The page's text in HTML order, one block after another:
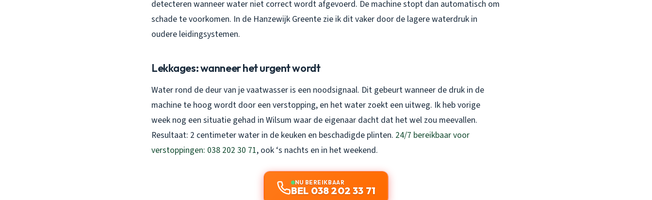
detecteren wanneer water niet correct wordt afgevoerd. De machine stopt dan automatisch om
schade te voorkomen. In de Hanzewijk Greente zie ik dit vaker door de lagere waterdruk in
oudere leidingsystemen.
Lekkages: wanneer het urgent wordt
Water rond de deur van je vaatwasser is een noodsignaal. Dit gebeurt wanneer de druk in de
machine te hoog wordt door een verstopping, en het water zoekt een uitweg. Ik heb vorige
week nog een situatie gehad in Wilsum waar de eigenaar dacht dat het wel zou meevallen.
Resultaat: 2 centimeter water in de keuken en beschadigde plinten. 24/7 bereikbaar voor
verstoppingen: 038 202 30 71, ook ‘s nachts en in het weekend.
NU BEREIKBAAR
BEL 038 202 33 71